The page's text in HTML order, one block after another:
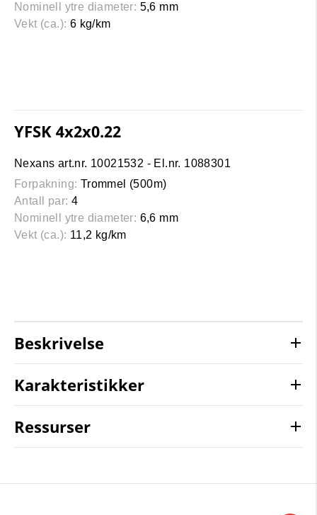
Nominell ytre diameter: 5,6 mm
Vekt (ca.): 6 kg/km
YFSK 4x2x0.22
Nexans art.nr. 10021532 - El.nr. 1088301
Forpakning: Trommel (500m)
Antall par: 4
Nominell ytre diameter: 6,6 mm
Vekt (ca.): 11,2 kg/km
Beskrivelse
Karakteristikker
Ressurser